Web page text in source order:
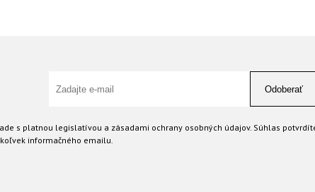
Odoberať
s platnou legislatívou a zásadami ochrany osobných údajov. Súhlas
informačného emailu.